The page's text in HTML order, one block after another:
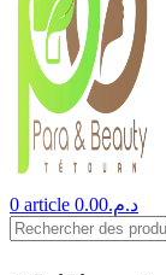
0 article د.م.0.00